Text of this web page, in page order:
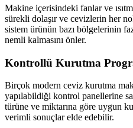
Makine içerisindeki fanlar ve
sürekli dolaşır ve cevizlerin her
sistem ürünün bazı bölgelerinin
nemli kalmasını önler.
Kontrollü Kurutma
Birçok modern ceviz kurutma
yapılabildiği kontrol panellerine
türüne ve miktarına göre uygun
verimli sonuçlar elde edebilir.